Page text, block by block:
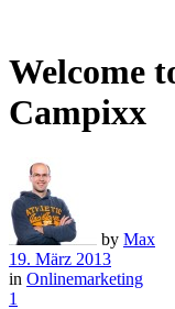
Welcome
Campixx
by Max
19. März 2013
in Onlinemarketing
1